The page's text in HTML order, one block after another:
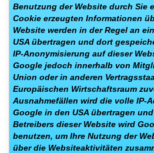
Benutzung der Website durch Sie
Cookie erzeugten Informationen
Website werden in der Regel an
USA übertragen und dort
IP-Anonymisierung auf dieser
Google jedoch innerhalb von
Union oder in anderen
Europäischen Wirtschaftsraum
Ausnahmefällen wird die volle IP-
Google in den USA übertragen
Betreibers dieser Website wird
benutzen, um Ihre Nutzung der
über die Websiteaktivitäten